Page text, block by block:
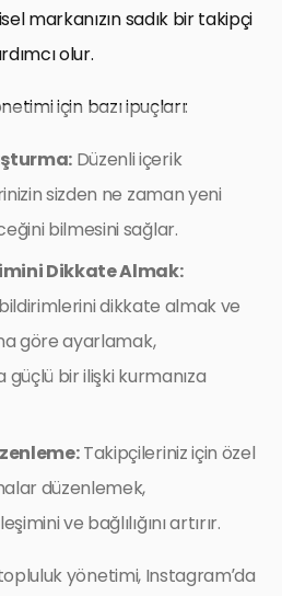
markanızın sadık bir takipçi
olur.
için bazı ipuçları:
Düzenli içerik
sizden ne zaman yeni
bilmesini sağlar.
Dikkate Almak:
dikkate almak ve
göre ayarlamak,
bir ilişki kurmanıza
Takipçileriniz için özel
düzenlemek,
ve bağlılığını artırır.
yönetimi, Instagram’da